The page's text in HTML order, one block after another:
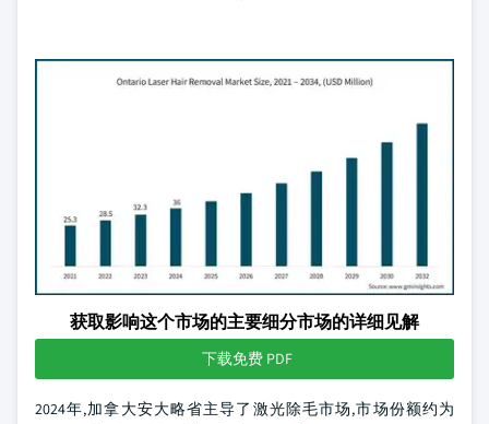
获取影响这个市场的主要细分市场的详细见解
下载免费 PDF
2024年,加拿大安大略省主导了激光除毛市场,市场份额约为